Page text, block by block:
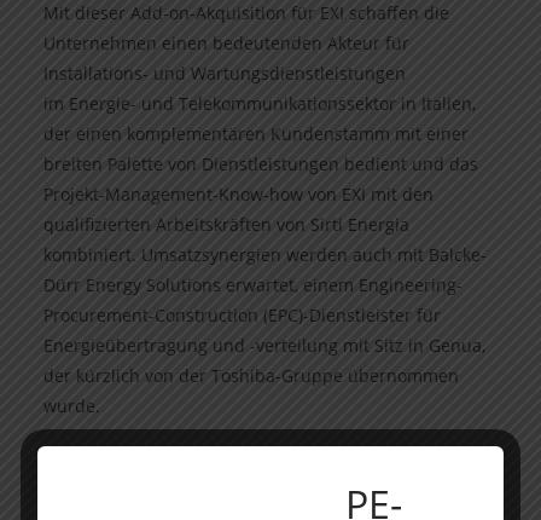
Mit dieser Add-on-Akquisition für EXI schaffen die
Unternehmen einen bedeutenden Akteur für
Installations- und Wartungsdienstleistungen
im Energie- und Telekommunikationssektor in Italien,
der einen komplementären Kundenstamm mit einer
breiten Palette von Dienstleistungen bedient und das
Projekt-Management-Know-how von EXI mit den
qualifizierten Arbeitskräften von Sirti Energia
kombiniert. Umsatzsynergien werden auch mit Balcke-
Dürr Energy Solutions erwartet, einem Engineering-
Procurement-Construction (EPC)-Dienstleister für
Energieübertragung und -verteilung mit Sitz in Genua,
der kürzlich von der Toshiba-Gruppe übernommen
wurde.
vierte Transaktion im Energiesektor. Unsere Expertise
PE-